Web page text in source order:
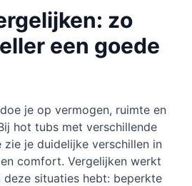
zo
een goede
je op vermogen, ruimte en
hot tubs met verschillende
je duidelijke verschillen in
comfort. Vergelijken werkt
deze situaties hebt: beperkte